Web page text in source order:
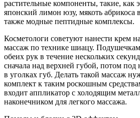
растительные компоненты, такие, как
японский лимон юзу, мякоть абрикоса
также модные пептидные комплексы.
Косметологи советуют нанести крем
массаж по технике шиацу.
обеих рук в течение нескольких
сначала над верхней губой, потом под
в уголках губ. Делать такой массаж
комплект к таким роскошным
входит аппликатор с холодящим
наконечником для легкого массажа.